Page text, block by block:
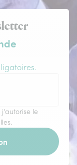
j'autorise le